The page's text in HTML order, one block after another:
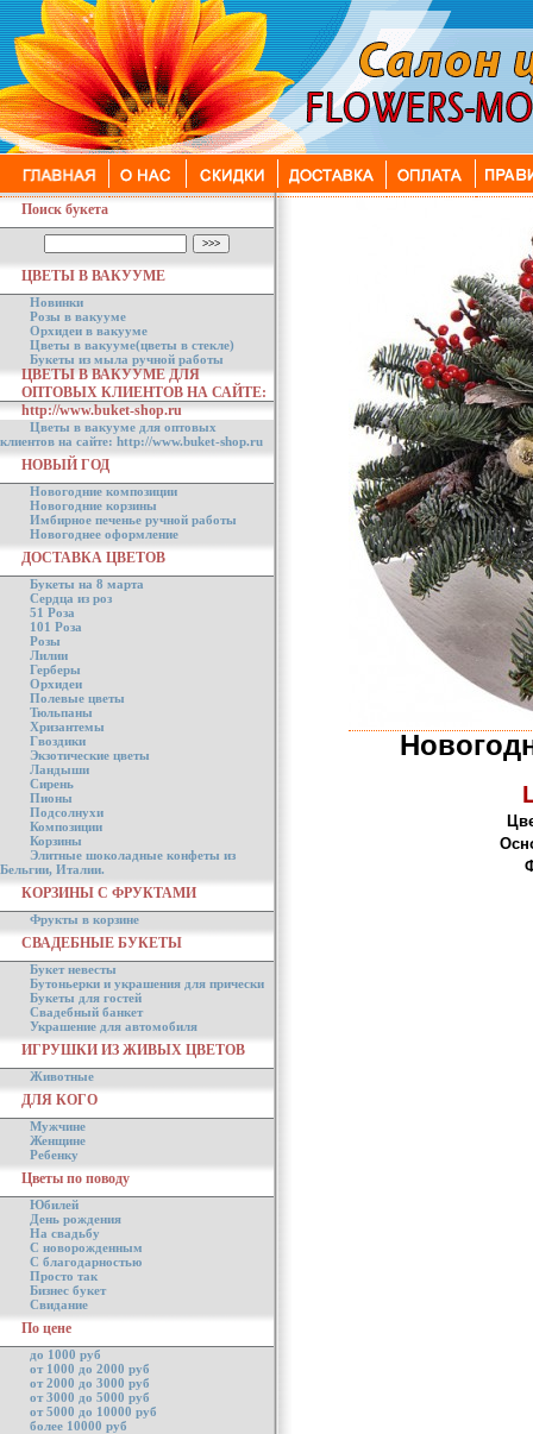
Поиск букета
ЦВЕТЫ В ВАКУУМЕ
Новинки
Розы в вакууме
Орхидеи в вакууме
Цветы в вакууме(цветы в стекле)
Букеты из мыла ручной работы
ЦВЕТЫ В ВАКУУМЕ ДЛЯ
ОПТОВЫХ КЛИЕНТОВ НА САЙТЕ:
http://www.buket-shop.ru
Цветы в вакууме для оптовых
клиентов на сайте: http://www.buket-shop.ru
НОВЫЙ ГОД
Новогодние композиции
Новогодние корзины
Имбирное печенье ручной работы
Новогоднее оформление
ДОСТАВКА ЦВЕТОВ
Букеты на 8 марта
Сердца из роз
51 Роза
101 Роза
Розы
Лилии
Герберы
Орхидеи
Полевые цветы
Тюльпаны
Хризантемы
Гвоздики
Экзотические цветы
Ландыши
Сирень
Пионы
Подсолнухи
Композиции
Корзины
Элитные шоколадные конфеты из
Бельгии, Италии.
КОРЗИНЫ С ФРУКТАМИ
Фрукты в корзине
СВАДЕБНЫЕ БУКЕТЫ
Букет невесты
Бутоньерки и украшения для прически
Букеты для гостей
Свадебный банкет
Украшение для автомобиля
ИГРУШКИ ИЗ ЖИВЫХ ЦВЕТОВ
Животные
ДЛЯ КОГО
Мужчине
Женщине
Ребенку
Цветы по поводу
Юбилей
День рождения
На свадьбу
С новорожденным
С благодарностью
Просто так
Бизнес букет
Свидание
По цене
до 1000 руб
от 1000 до 2000 руб
от 2000 до 3000 руб
от 3000 до 5000 руб
от 5000 до 10000 руб
более 10000 руб